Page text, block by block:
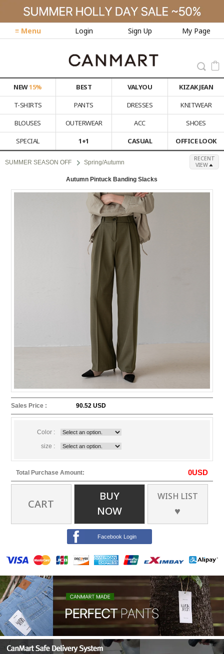
≡ Menu Login Sign Up My Page
NEW15% BEST VALYOU
KIZAK JEAN
T-SHIRTS
PANTS DRESSES
KNITWEAR
BLOUSES
OUTERWEAR ACC
SHOES
SPECIAL
1+1 CASUAL OFFICE LOOK
SUMMER SEASON OFF Spring/Autumn
RECENT
VIEW
Autumn Pintuck Banding Slacks
Sales Price : 90.52 USD
Color :
size :
Total Purchase Amount: 0USD
CART
BUY
NOW
WISH LIST
♥
Facebook Login